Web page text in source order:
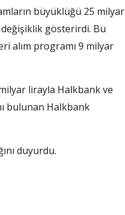
büyüklüğü 25 milyar
değişiklik gösterirdi. Bu
alım programı 9 milyar
lirayla Halkbank ve
bulunan Halkbank
duyurdu.